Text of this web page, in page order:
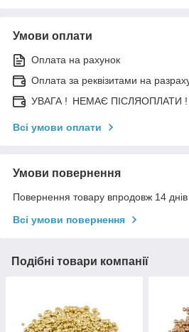
Умови оплати
Оплата на рахунок
Оплата за реквізитами на
УВАГА ! НЕМАЄ ПІСЛЯОПЛАТИ !
Всі умови оплати
Умови повернення
Повернення товару впродовж 14
Всі умови повернення
Подібні товари компанії